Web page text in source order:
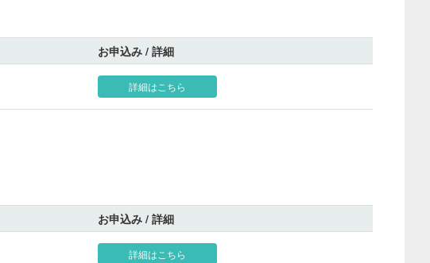
お申込み / 詳細
詳細はこちら
お申込み / 詳細
詳細はこちら